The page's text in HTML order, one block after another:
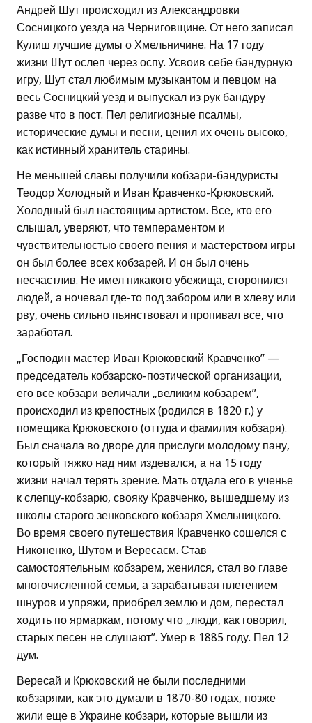
Андрей Шут происходил из Александровки
Сосницкого уезда на Черниговщине. От него записал
Кулиш лучшие думы о Хмельничине. На 17 году
жизни Шут ослеп через оспу. Усвоив себе бандурную
игру, Шут стал любимым музыкантом и певцом на
весь Сосницкий уезд и выпускал из рук бандуру
разве что в пост. Пел религиозные псалмы,
исторические думы и песни, ценил их очень высоко,
как истинный хранитель старины.
Не меньшей славы получили кобзари-бандуристы
Теодор Холодный и Иван Кравченко-Крюковский.
Холодный был настоящим артистом. Все, кто его
слышал, уверяют, что темпераментом и
чувствительностью своего пения и мастерством игры
он был более всех кобзарей. И он был очень
несчастлив. Не имел никакого убежища, сторонился
людей, а ночевал где-то под забором или в хлеву или
рву, очень сильно пьянствовал и пропивал все, что
заработал.
„Господин мастер Иван Крюковский Кравченко” —
председатель кобзарско-поэтической организации,
его все кобзари величали „великим кобзарем”,
происходил из крепостных (родился в 1820 г.) у
помещика Крюковского (оттуда и фамилия кобзаря).
Был сначала во дворе для прислуги молодому пану,
который тяжко над ним издевался, а на 15 году
жизни начал терять зрение. Мать отдала его в ученье
к слепцу-кобзарю, свояку Кравченко, вышедшему из
школы старого зенковского кобзаря Хмельницкого.
Во время своего путешествия Кравченко сошелся с
Никоненко, Шутом и Вересаєм. Став
самостоятельным кобзарем, женился, стал во главе
многочисленной семьи, а зарабатывая плетением
шнуров и упряжи, приобрел землю и дом, перестал
ходить по ярмаркам, потому что „люди, как говорил,
старых песен не слушают”. Умер в 1885 году. Пел 12
дум.
Вересай и Крюковский не были последними
кобзарями, как это думали в 1870-80 годах, позже
жили еще в Украине кобзари, которые вышли из